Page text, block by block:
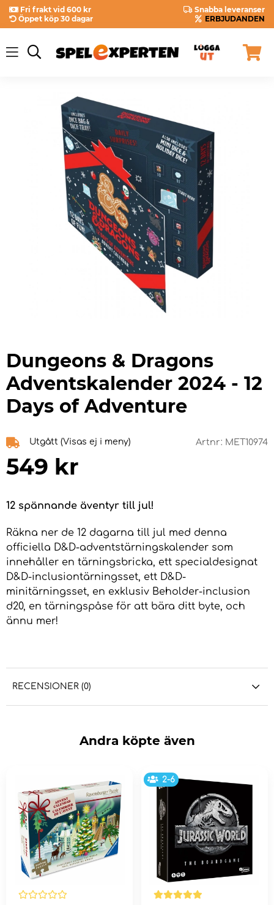
Fri frakt vid 600 kr
Snabba leveranser
Öppet köp 30 dagar
ERBJUDANDEN
Dungeons & Dragons
Adventskalender 2024 - 12
Days of Adventure
Utgått (Visas ej i meny) Artnr: MET10974
549 kr
12 spännande äventyr till jul!
Räkna ner de 12 dagarna till jul med denna
officiella D&D-adventstärningskalender som
innehåller en tärningsbricka, ett specialdesignat
D&D-inclusiontärningsset, ett D&D-
minitärningsset, en exklusiv Beholder-inclusion
d20, en tärningspåse för att bära ditt byte, och
ännu mer!
RECENSIONER (0)
Andra köpte även
2-6